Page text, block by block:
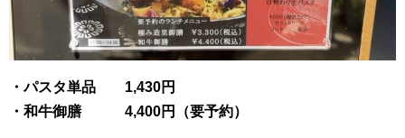
・パスタ単品 1,430円
・和牛御膳 4,400円（要予約）